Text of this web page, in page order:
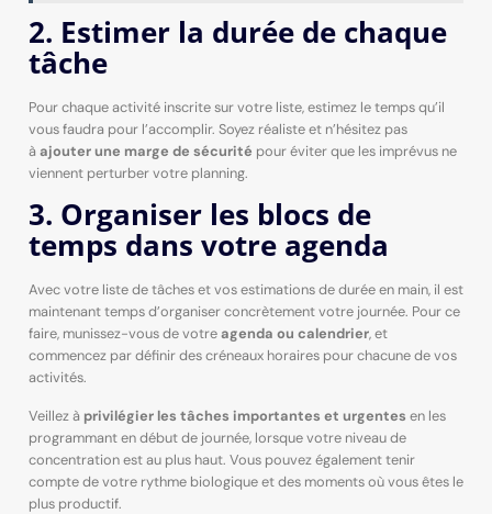
2. Estimer la durée de chaque
tâche
Pour chaque activité inscrite sur votre liste, estimez le temps qu’il
vous faudra pour l’accomplir. Soyez réaliste et n’hésitez pas
àajouter une marge de sécurité pour éviter que les imprévus ne
viennent perturber votre planning.
3. Organiser les blocs de
temps dans votre agenda
Avec votre liste de tâches et vos estimations de durée en main, il est
maintenant temps d’organiser concrètement votre journée. Pour ce
faire, munissez-vous de votreagenda ou calendrier, et
commencez par définir des créneaux horaires pour chacune de vos
activités.
Veillez à privilégier les tâches importantes et urgentes en les
programmant en début de journée, lorsque votre niveau de
concentration est au plus haut. Vous pouvez également tenir
compte de votre rythme biologique et des moments où vous êtes le
plus productif.